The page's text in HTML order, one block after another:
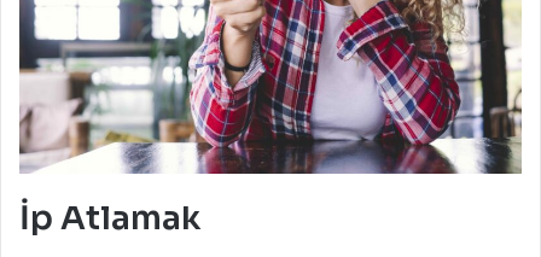
İp Atlamak